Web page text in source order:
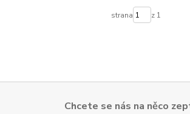
strana z 1
Chcete se nás na něco